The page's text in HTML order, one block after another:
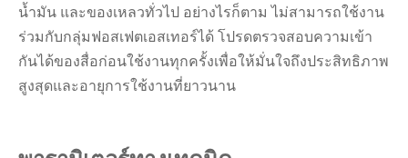
น้ำมัน และของเหลวทั่วไป อย่างไรก็ตาม ไม่สามารถใช้งาน
ร่วมกับกลุ่มฟอสเฟตเอสเทอร์ได้ โปรดตรวจสอบความเข้า
กันได้ของสื่อก่อนใช้งานทุกครั้งเพื่อให้มั่นใจถึงประสิทธิภาพ
สูงสุดและอายุการใช้งานที่ยาวนาน